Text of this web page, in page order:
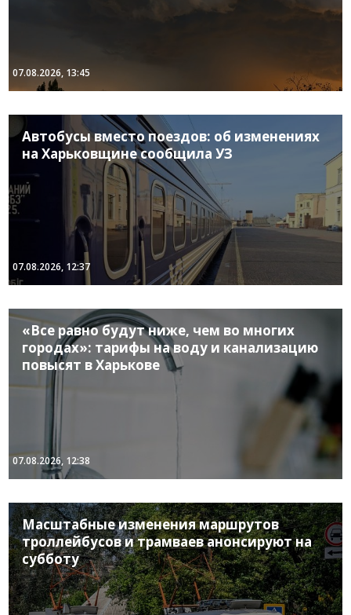
07.08.2026, 13:45
Автобусы вместо поездов: об изменениях
на Харьковщине сообщила УЗ
07.08.2026, 12:37
«Все равно будут ниже, чем во многих
городах»: тарифы на воду и канализацию
повысят в Харькове
07.08.2026, 12:38
Масштабные изменения маршрутов
троллейбусов и трамваев анонсируют на
субботу